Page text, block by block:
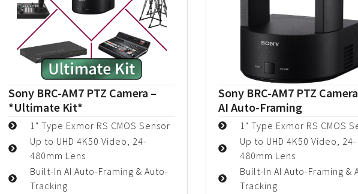
Sony BRC-AM7 PTZ Camera –
*Ultimate Kit*
1" Type Exmor RS CMOS Sensor
Up to UHD 4K50 Video, 24-
480mm Lens
Built-In AI Auto-Framing & Auto-
Tracking
Sony BRC-AM7 PTZ
AI Auto-Framing
1" Type Exmor RS CMOS
Up to UHD 4K50 Video, 24-
480mm Lens
Built-In AI Auto-Framing &
Tracking